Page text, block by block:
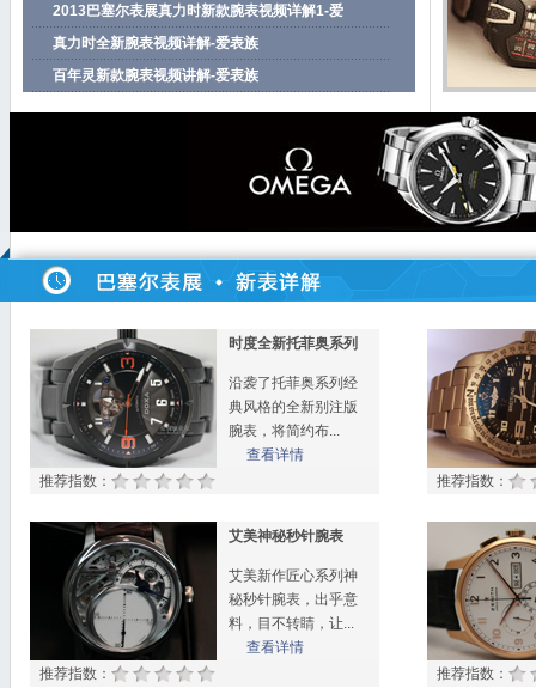
2013巴塞尔表展真力时新款腕表视频详解1-爱
真力时全新腕表视频详解-爱表族
百年灵新款腕表视频讲解-爱表族
天梭80小时动力储备腕表视频讲解
百达翡丽珐琅彩腕表视频-爱表族
格拉苏蒂三针一线腕表视频详解-爱
百达翡丽珐琅彩视频-爱表族
格拉苏蒂新款女表视频详解-爱表族
模型模拟擒纵系统工作-爱表族
2013年巴塞尔钟表展美度新款腕表视频详解
2013年巴塞尔钟表展美度新款腕表视频详解2
2013年巴塞尔钟表展美度新款腕表视频详解3
2013年巴塞尔钟表展美度新款腕表视频详解5
2013年巴塞尔钟表展雷达经典腕表视频详解
2013年巴塞尔钟表展雷达经典腕表视频详解2
2013年巴塞尔钟表展雷达经典腕表视频详解3
2013年巴塞尔钟表展雷达经典腕表视频详解4
时度全新托菲奥系列
沿袭了托菲奥系列经
典风格的全新别注版
腕表，将简约布...
查看详情
推荐指数：
推荐指数：
艾美神秘秒针腕表
艾美新作匠心系列神
秘秒针腕表，出乎意
料，目不转睛，让...
查看详情
推荐指数：
推荐指数：